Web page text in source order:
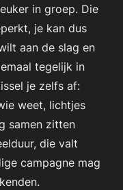
in groep. Die
je kan dus
aan de slag en
tegelijk in
je zelfs af:
weet, lichtjes
samen zitten
die valt
campagne mag